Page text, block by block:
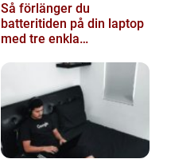
Så förlänger du
batteritiden på din laptop
med tre enkla